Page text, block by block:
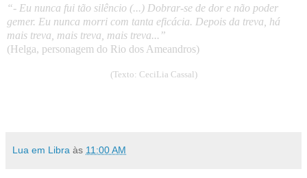
“- Eu nunca fui tão silêncio (...) Dobrar-se de dor e não poder
gemer. Eu nunca morri com tanta eficácia. Depois da treva, há
mais treva, mais treva, mais treva...”
(Helga, personagem do Rio dos Ameandros)
(Texto: CeciLia Cassal)
Lua em Libra às 11:00 AM